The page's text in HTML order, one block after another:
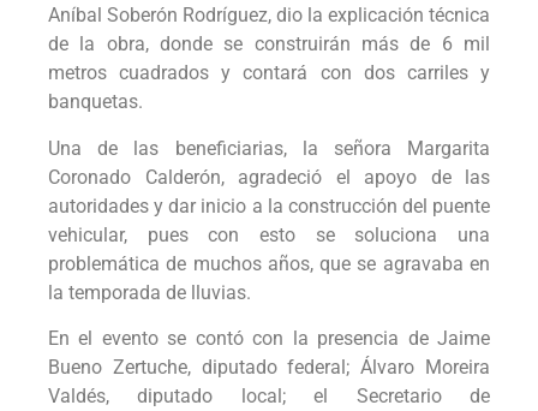
Aníbal Soberón Rodríguez, dio la explicación técnica
de la obra, donde se construirán más de 6 mil
metros cuadrados y contará con dos carriles y
banquetas.
Una de las beneficiarias, la señora Margarita
Coronado Calderón, agradeció el apoyo de las
autoridades y dar inicio a la construcción del puente
vehicular, pues con esto se soluciona una
problemática de muchos años, que se agravaba en
la temporada de lluvias.
En el evento se contó con la presencia de Jaime
Bueno Zertuche, diputado federal; Álvaro Moreira
Valdés, diputado local; el Secretario de